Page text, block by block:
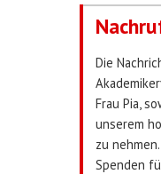
Die
Frau Pia,
unserem
zu
Spenden